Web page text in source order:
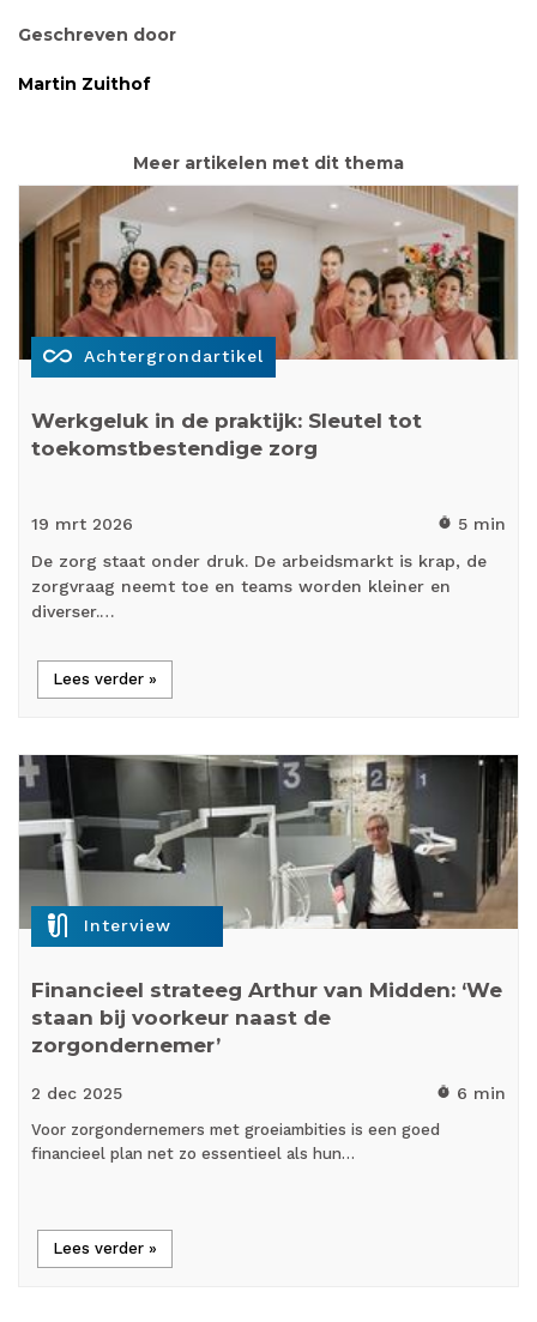
Geschreven door
Martin Zuithof
Meer artikelen met dit thema
all_inclusive Achtergrondartikel
Werkgeluk in de praktijk: Sleutel tot
toekomstbestendige zorg
19 mrt 2026 timer 5 min
De zorg staat onder druk. De arbeidsmarkt is krap, de
zorgvraag neemt toe en teams worden kleiner en
diverser.…
Lees verder »
mic_external_on Interview
Financieel strateeg Arthur van Midden: ‘We
staan bij voorkeur naast de
zorgondernemer’
2 dec 2025 timer 6 min
Voor zorgondernemers met groeiambities is een goed
financieel plan net zo essentieel als hun…
Lees verder »